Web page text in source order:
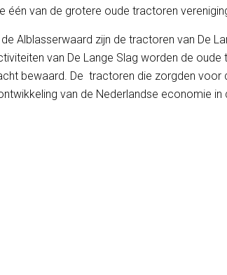
één van de grotere oude tractoren
Alblasserwaard zijn de tractoren van De
van De Lange Slag worden de
bewaard. De tractoren die zorgden voor
van de Nederlandse economie in